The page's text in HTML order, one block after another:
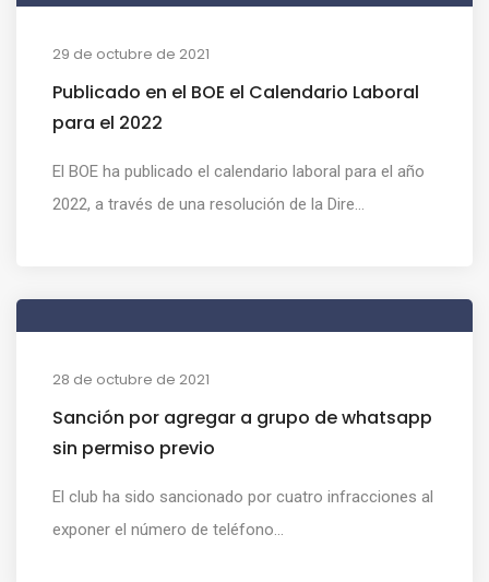
29 de octubre de 2021
Publicado en el BOE el Calendario Laboral
para el 2022
El BOE ha publicado el calendario laboral para el año
2022, a través de una resolución de la Dire...
28 de octubre de 2021
Sanción por agregar a grupo de whatsapp
sin permiso previo
El club ha sido sancionado por cuatro infracciones al
exponer el número de teléfono...